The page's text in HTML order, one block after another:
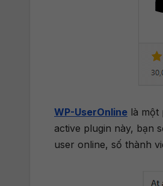
WP-UserOnline là một
active plugin này, bạn
user online, số thành